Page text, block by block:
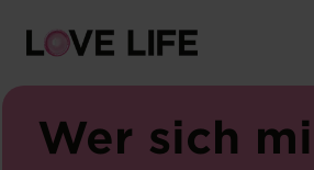
Schutz
Testen
Sexuell übertragbare
Symptome
Wer sich